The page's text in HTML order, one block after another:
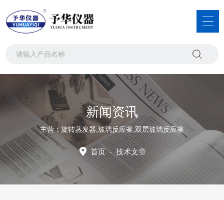
新闻资讯
主营：旋转蒸发器,玻璃反应釜,双层玻璃反应釜
首页-技术文章